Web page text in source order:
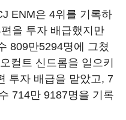
ENM은 4위를 기록하
편을 투자 배급했지만
809만5294명에 그쳤
컬트 신드롬을 일으키
투자 배급을 맡았고, 7
714만 9187명을 기록